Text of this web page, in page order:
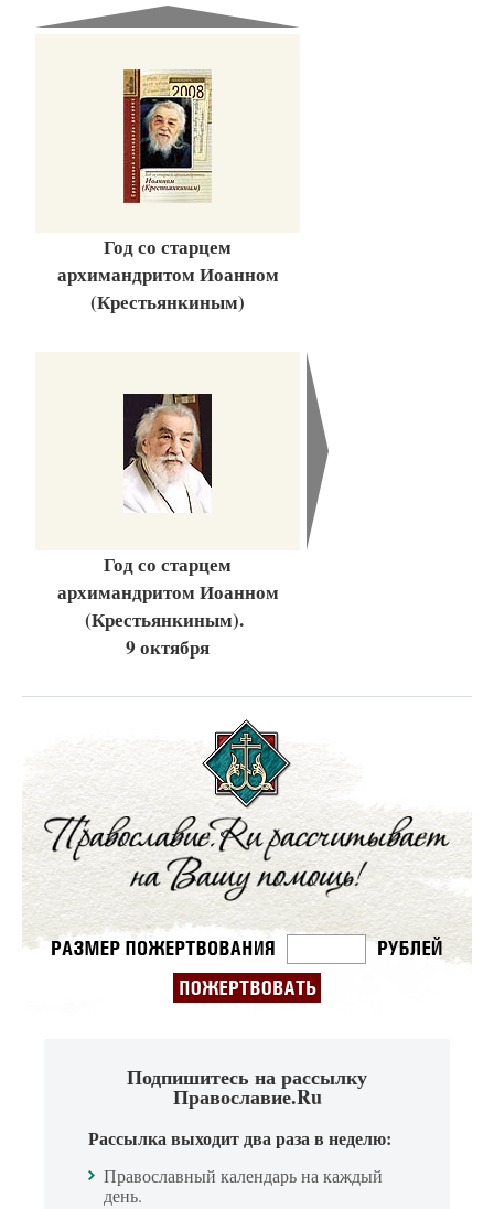
Год со старцем
архимандритом Иоанном
(Крестьянкиным)
Год со старцем
архимандритом Иоанном
(Крестьянкиным).
9 октября
Подпишитесь на рассылку
Православие.Ru
Рассылка выходит два раза в неделю:
Православный календарь на каждый
день.